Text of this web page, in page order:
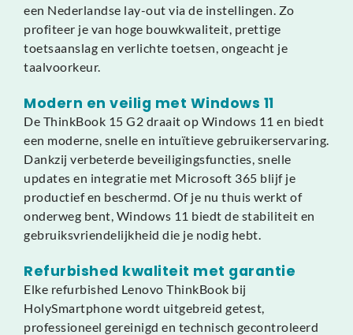
een Nederlandse lay-out via de instellingen. Zo
profiteer je van hoge bouwkwaliteit, prettige
toetsaanslag en verlichte toetsen, ongeacht je
taalvoorkeur.
Modern en veilig met Windows 11
De ThinkBook 15 G2 draait op Windows 11 en biedt
een moderne, snelle en intuïtieve gebruikerservaring.
Dankzij verbeterde beveiligingsfuncties, snelle
updates en integratie met Microsoft 365 blijf je
productief en beschermd. Of je nu thuis werkt of
onderweg bent, Windows 11 biedt de stabiliteit en
gebruiksvriendelijkheid die je nodig hebt.
Refurbished kwaliteit met garantie
Elke refurbished Lenovo ThinkBook bij
HolySmartphone wordt uitgebreid getest,
professioneel gereinigd en technisch gecontroleerd